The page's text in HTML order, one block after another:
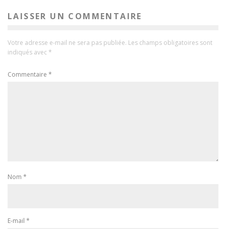
LAISSER UN COMMENTAIRE
Votre adresse e-mail ne sera pas publiée. Les champs obligatoires sont
indiqués avec *
Commentaire *
Nom *
E-mail *